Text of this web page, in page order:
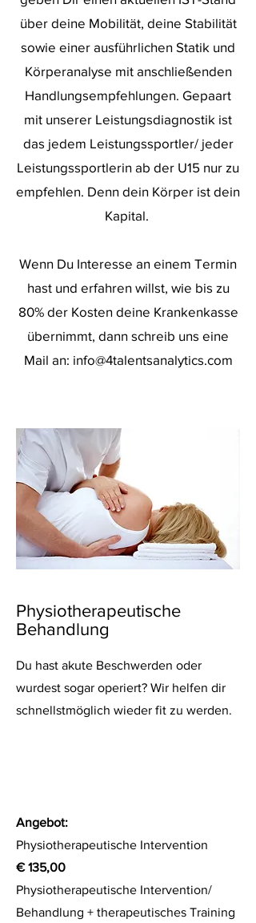
über deine Mobilität, deine Stabilität
sowie einer ausführlichen Statik und
Körperanalyse mit anschließenden
Handlungsempfehlungen. Gepaart
mit unserer Leistungsdiagnostik ist
das jedem Leistungssportler/ jeder
Leistungssportlerin ab der U15 nur zu
empfehlen. Denn dein Körper ist dein
Kapital.
Wenn Du Interesse an einem Termin
hast und erfahren willst, wie bis zu
80% der Kosten deine Krankenkasse
übernimmt, dann schreib uns eine
Mail an: info@4talentsanalytics.com
Physiotherapeutische
Behandlung
Du hast akute Beschwerden oder
wurdest sogar operiert? Wir helfen dir
schnellstmöglich wieder fit zu werden.
Angebot:
Physiotherapeutische Intervention
€ 135,00
Physiotherapeutische Intervention/
Behandlung + therapeutisches Training